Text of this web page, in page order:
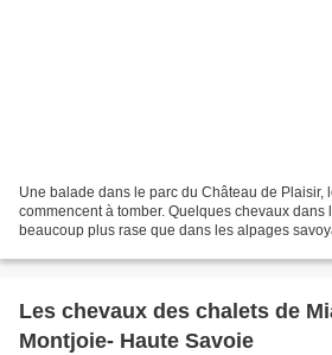
Une balade dans le parc du Château de Plaisir,
commencent à tomber. Quelques chevaux dans
beaucoup plus rase que dans les alpages
Les chevaux des chalets de
Montjoie- Haute Savoie